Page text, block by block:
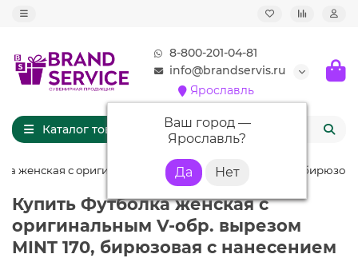
8-800-201-04-81
info@brandservis.ru
Ярославль
Ваш город —
Ярославль?
Каталог товаров
женская с оригинальным V-обр. вырезом MINT 170,
Купить Футболка женская с
оригинальным V-обр. вырезом
MINT 170, бирюзовая с нанесением